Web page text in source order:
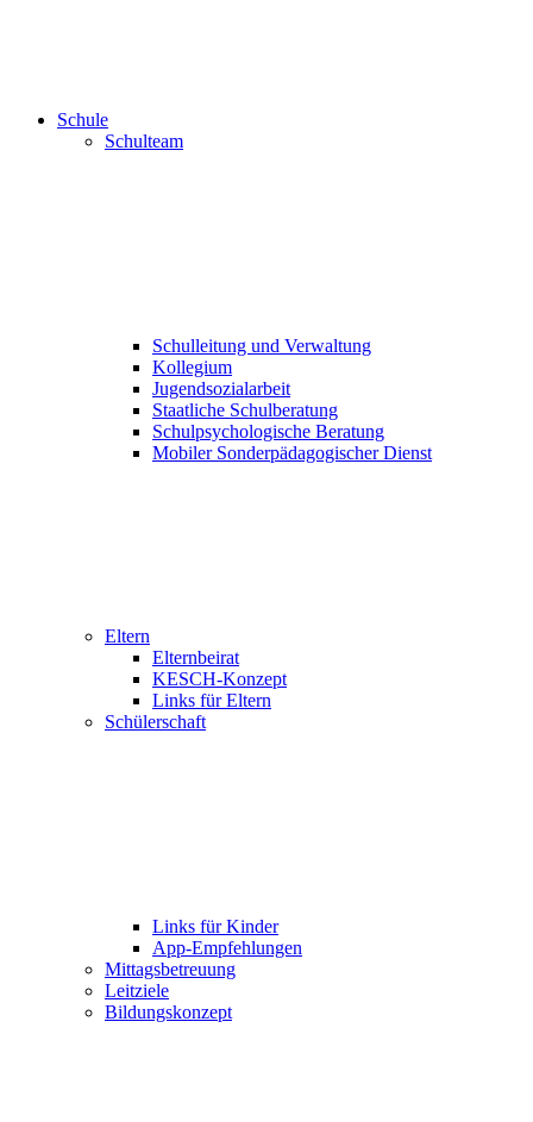
Schule
Schulteam
Schulleitung und Verwaltung
Kollegium
Jugendsozialarbeit
Staatliche Schulberatung
Schulpsychologische Beratung
Mobiler Sonderpädagogischer Dienst
Eltern
Elternbeirat
KESCH-Konzept
Links für Eltern
Schülerschaft
Links für Kinder
App-Empfehlungen
Mittagsbetreuung
Leitziele
Bildungskonzept